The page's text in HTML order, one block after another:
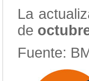
La
de
Fuente: